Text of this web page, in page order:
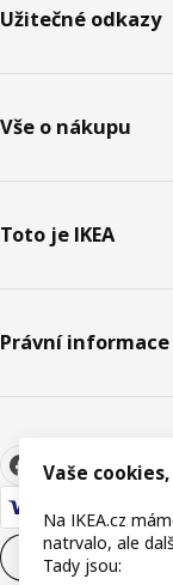
Užitečné odkazy
Vše o nákupu
Toto je IKEA
Právní informace
Nastavení
Vaše
Na IKEA.cz
natrvalo, ale
Tady jsou: